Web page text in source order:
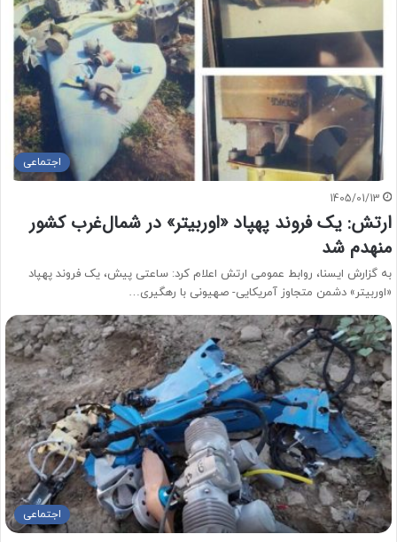
اجتماعی
1405/01/13
ارتش: یک فروند پهپاد «اوربیتر» در شمال‌غرب کشور
منهدم شد
به گزارش ایسنا، روابط عمومی ارتش اعلام کرد: ساعتی پیش، یک فروند پهپاد
«اوربیتر» دشمن متجاوز آمریکایی- صهیونی با رهگیری…
اجتماعی